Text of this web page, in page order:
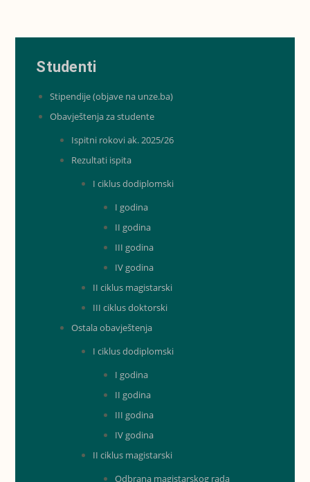
Studenti
Stipendije (objave na unze.ba)
Obavještenja za studente
Ispitni rokovi ak. 2025/26
Rezultati ispita
I ciklus dodiplomski
I godina
II godina
III godina
IV godina
II ciklus magistarski
III ciklus doktorski
Ostala obavještenja
I ciklus dodiplomski
I godina
II godina
III godina
IV godina
II ciklus magistarski
Odbrana magistarskog rada